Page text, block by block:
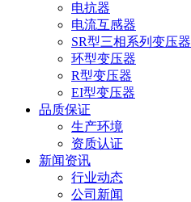
电抗器
电流互感器
SR型三相系列变压器
环型变压器
R型变压器
EI型变压器
品质保证
生产环境
资质认证
新闻资讯
行业动态
公司新闻